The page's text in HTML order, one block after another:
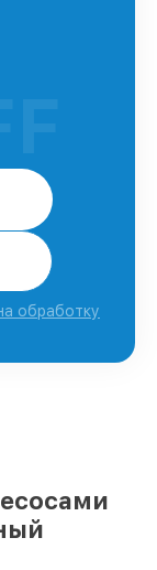
обработку